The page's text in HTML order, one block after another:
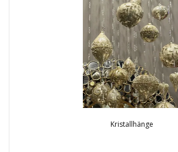
Kristallhänge